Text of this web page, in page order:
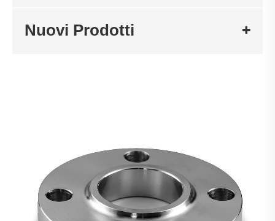
Nuovi Prodotti